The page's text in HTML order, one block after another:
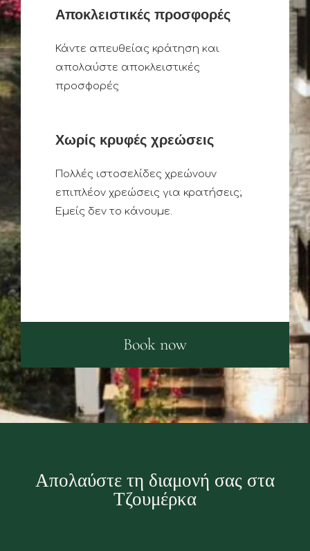
Αποκλειστικές προσφορές
Κάντε απευθείας κράτηση και
απολαύστε αποκλειστικές
προσφορές
Χωρίς κρυφές χρεώσεις
Πολλές ιστοσελίδες χρεώνουν
επιπλέον χρεώσεις για κρατήσεις;
Εμείς δεν το κάνουμε.
Book now
Απολαύστε τη διαμονή σας στα
Τζουμέρκα